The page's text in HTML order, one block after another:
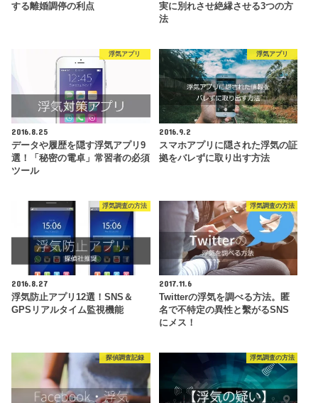
する離婚調停の利点
実に別れさせ絶縁させる3つの方
法
浮気アプリ
2016.8.25
データや履歴を隠す浮気アプリ9
選！「秘密の電卓」常習者の必須
ツール
浮気アプリ
2016.9.2
スマホアプリに隠された浮気の証
拠をバレずに取り出す方法
浮気調査の方法
2016.8.27
浮気防止アプリ12選！SNS＆
GPSリアルタイム監視機能
浮気調査の方法
2017.11.6
Twitterの浮気を調べる方法。匿
名で不特定の異性と繫がるSNS
にメス！
探偵調査記録 浮気調査の方法